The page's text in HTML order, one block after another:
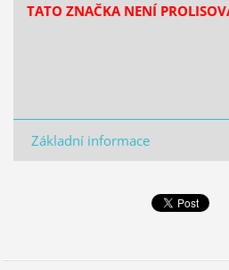
TATO ZNAČKA NENÍ
Základní informace